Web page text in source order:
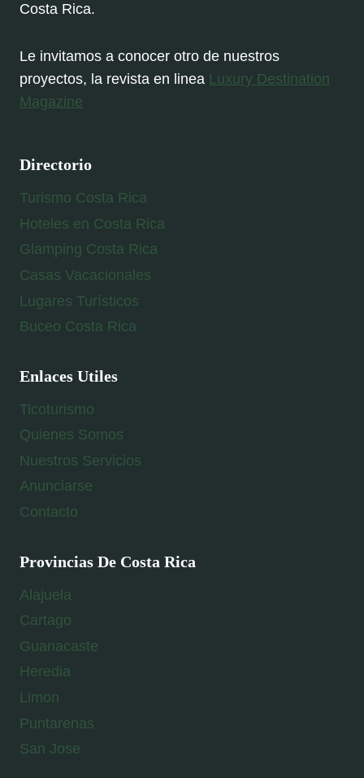
Costa Rica.
Le invitamos a conocer otro de nuestros
proyectos, la revista en linea Luxury Destination
Magazine
Directorio
Turismo Costa Rica
Hoteles en Costa Rica
Glamping Costa Rica
Casas Vacacionales
Lugares Turísticos
Buceo Costa Rica
Enlaces Utiles
Ticoturismo
Quienes Somos
Nuestros Servicios
Anunciarse
Contacto
Provincias De Costa Rica
Alajuela
Cartago
Guanacaste
Heredia
Limon
Puntarenas
San Jose